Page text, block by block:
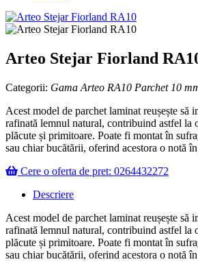
Arteo Stejar Fiorland
Categorii: Gama Arteo RA10 Parchet 10
Acest model de parchet laminat reușește să
rafinată lemnul natural, contribuind astfel la
plăcute și primitoare. Poate fi montat în
sau chiar bucătării, oferind acestora o notă
Cere o oferta de pret: 0264432272
Descriere
Acest model de parchet laminat reușește să
rafinată lemnul natural, contribuind astfel la
plăcute și primitoare. Poate fi montat în
sau chiar bucătării, oferind acestora o notă